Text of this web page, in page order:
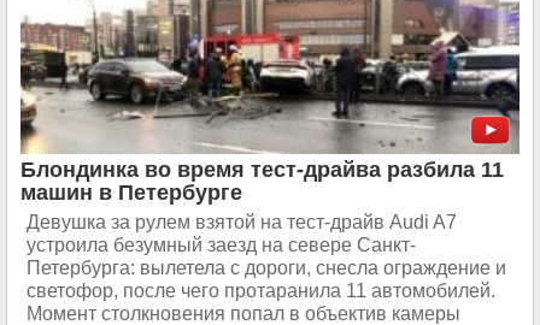
Блондинка во время тест-драйва разбила 11
машин в Петербурге
Девушка за рулем взятой на тест-драйв Audi A7
устроила безумный заезд на севере Санкт-
Петербурга: вылетела с дороги, снесла ограждение и
светофор, после чего протаранила 11 автомобилей.
Момент столкновения попал в объектив камеры